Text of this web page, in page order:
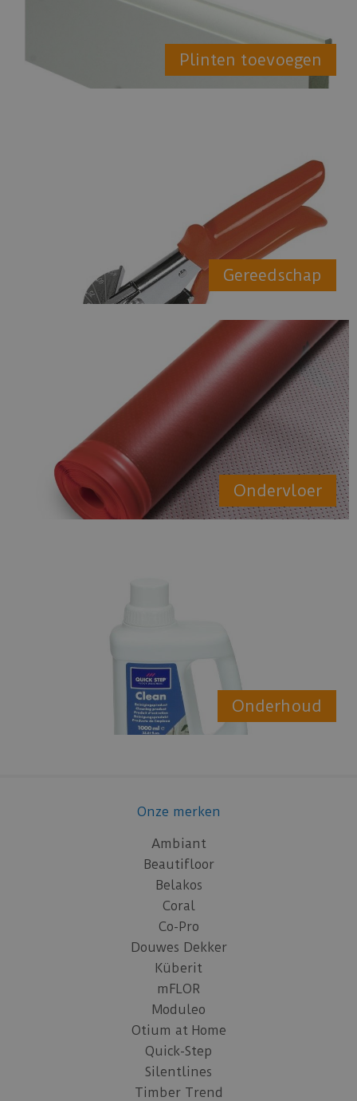
Plinten toevoegen
Gereedschap
Ondervloer
Onderhoud
Onze merken
Ambiant
Beautifloor
Belakos
Coral
Co-Pro
Douwes Dekker
Küberit
mFLOR
Moduleo
Otium at Home
Quick-Step
Silentlines
Timber Trend